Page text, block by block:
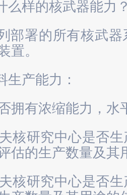
么样的核武器能力
部署的所有核武
置。
生产能力：
拥有浓缩能力，水
核研究中心是否
估的生产数量及其
核研究中心是否